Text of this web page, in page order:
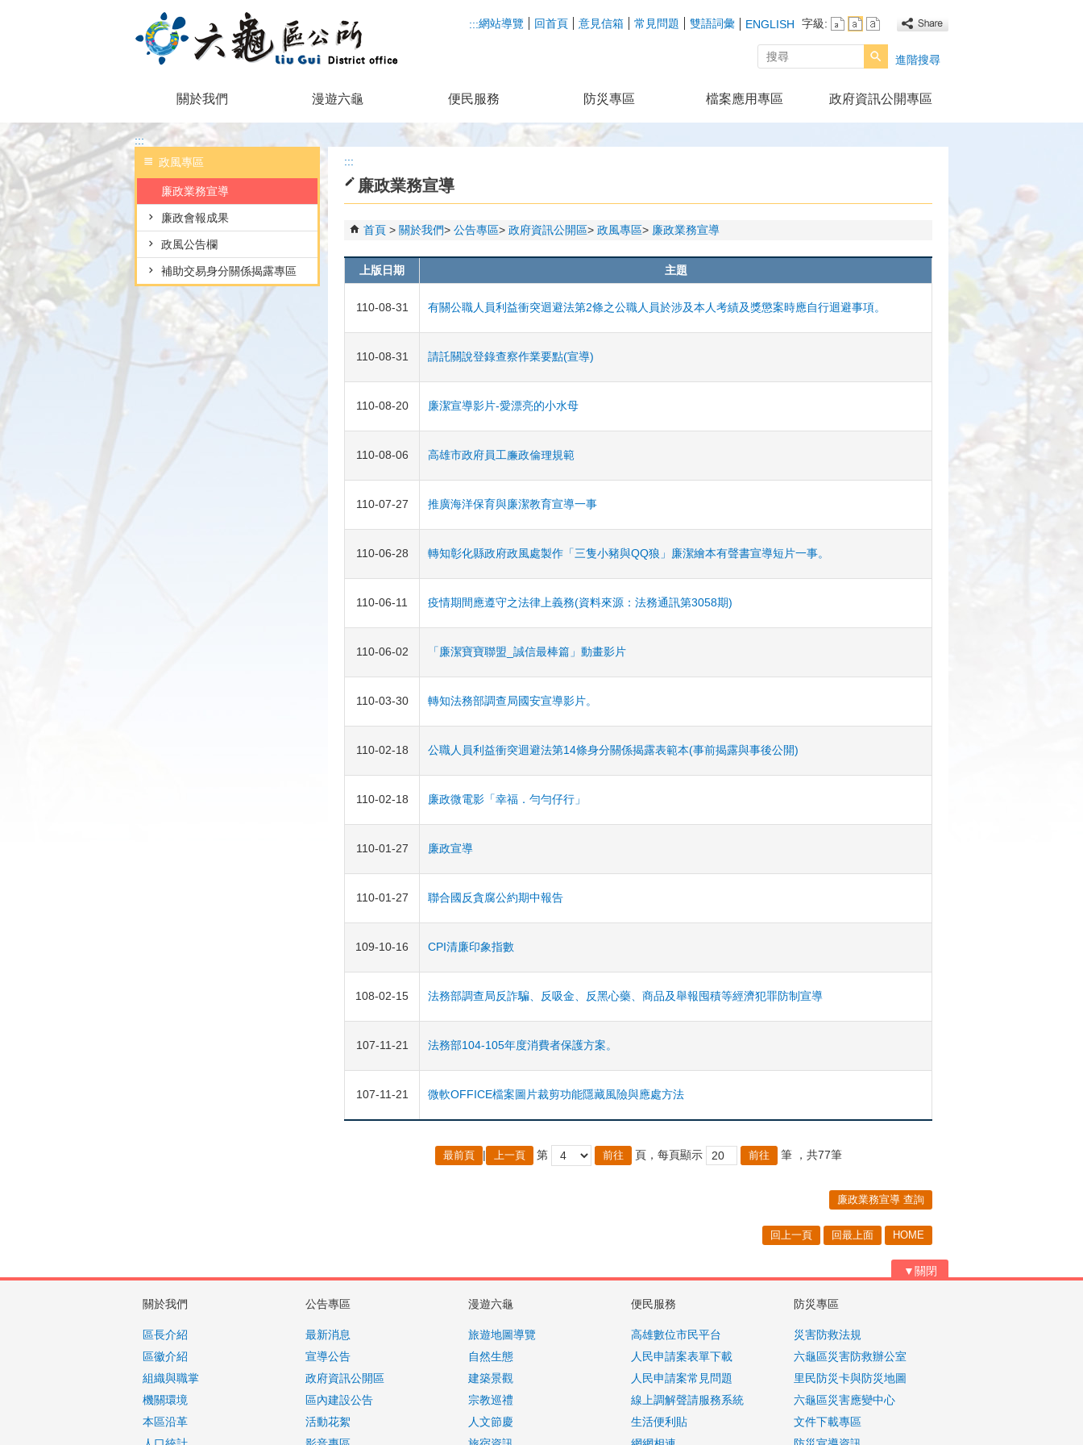
:::網站導覽 回首頁 意見信箱 常見問題 雙語詞彙 ENGLISH 字級:
搜尋
進階搜尋
關於我們 漫遊六龜 便民服務 防災專區 檔案應用專區 政府資訊公開專區
:::
政風專區
廉政業務宣導
廉政會報成果
政風公告欄
補助交易身分關係揭露專區
:::
廉政業務宣導
首頁 關於我們 公告專區 政府資訊公開區 政風專區 廉政業務宣導
上版日期 主題
110-08-31 有關公職人員利益衝突迴避法第2條之公職人員於涉及本人考績及獎懲案時應自行迴避事項。
110-08-31 請託關說登錄查察作業要點(宣導)
110-08-20 廉潔宣導影片-愛漂亮的小水母
110-08-06 高雄市政府員工廉政倫理規範
110-07-27 推廣海洋保育與廉潔教育宣導一事
110-06-28 轉知彰化縣政府政風處製作「三隻小豬與QQ狼」廉潔繪本有聲書宣導短片一事。
110-06-11 疫情期間應遵守之法律上義務(資料來源：法務通訊第3058期)
110-06-02 「廉潔寶寶聯盟_誠信最棒篇」動畫影片
110-03-30 轉知法務部調查局國安宣導影片。
110-02-18 公職人員利益衝突迴避法第14條身分關係揭露表範本(事前揭露與事後公開)
110-02-18 廉政微電影「幸福．勻勻仔行」
110-01-27 廉政宣導
110-01-27 聯合國反貪腐公約期中報告
109-10-16 CPI清廉印象指數
108-02-15 法務部調查局反詐騙、反吸金、反黑心藥、商品及舉報囤積等經濟犯罪防制宣導
107-11-21 法務部104-105年度消費者保護方案。
107-11-21 微軟OFFICE檔案圖片裁剪功能隱藏風險與應處方法
最前頁 | 上一頁 第 頁，每頁顯示 筆 ，共77筆
廉政業務宣導 查詢
回上一頁 回最上面 HOME
▼關閉
關於我們
區長介紹
區徽介紹
組織與職掌
機關環境
本區沿革
公告專區
最新消息
宣導公告
政府資訊公開區
區內建設公告
活動花絮
漫遊六龜
旅遊地圖導覽
自然生態
建築景觀
宗教巡禮
人文節慶
便民服務
高雄數位市民平台
人民申請案表單下載
人民申請案常見問題
線上調解聲請服務系統
生活便利貼
防災專區
災害防救法規
六龜區災害防救辦公室
里民防災卡與防災地圖
六龜區災害應變中心
文件下載專區